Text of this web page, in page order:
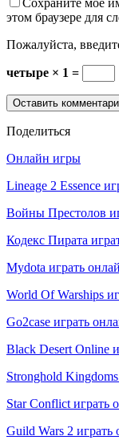
этом браузере для
Пожалуйста,
четыре × 1 =
Поделиться
Онлайн игры
Lineage 2 Essence
Войны Престолов
Кодекс Пирата
Mydota играть
World Of Warships
Go2case играть
Black Desert Online
Stronghold
Star Conflict играть
Guild Wars 2 играть